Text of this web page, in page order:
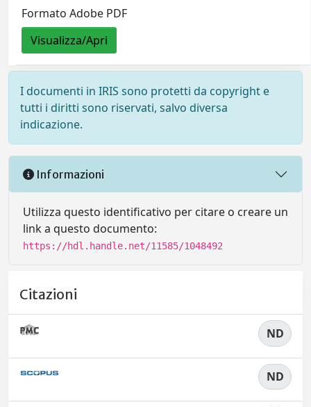
Formato Adobe PDF
Visualizza/Apri
I documenti in IRIS sono protetti da copyright e
tutti i diritti sono riservati, salvo diversa
indicazione.
Informazioni
Utilizza questo identificativo per citare o creare un
link a questo documento:
https://hdl.handle.net/11585/1048492
Citazioni
ND
ND